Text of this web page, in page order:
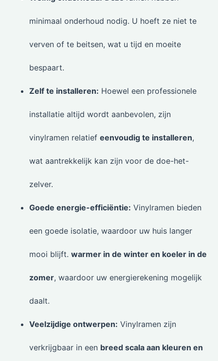
minimaal onderhoud nodig. U hoeft ze niet te
verven of te beitsen, wat u tijd en moeite
bespaart.
Zelf te installeren: Hoewel een professionele
installatie altijd wordt aanbevolen, zijn
vinylramen relatief eenvoudig te installeren,
wat aantrekkelijk kan zijn voor de doe-het-
zelver.
Goede energie-efficiëntie: Vinylramen bieden
een goede isolatie, waardoor uw huis langer
mooi blijft. warmer in de winter en koeler in de
zomer, waardoor uw energierekening mogelijk
daalt.
Veelzijdige ontwerpen: Vinylramen zijn
verkrijgbaar in een breed scala aan kleuren en